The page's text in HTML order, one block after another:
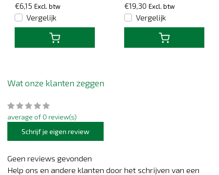
€6,15 Excl. btw
Vergelijk
€19,30 Excl. btw
Vergelijk
Wat onze klanten zeggen
average of 0 review(s)
Schrijf je eigen review
Geen reviews gevonden
Help ons en andere klanten door het schrijven van een